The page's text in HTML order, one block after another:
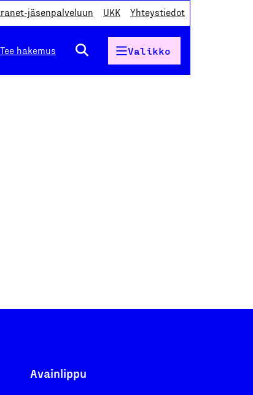
jäsenpalveluun UKK Yhteystiedot
Tee hakemus Valikko
Avainlippu